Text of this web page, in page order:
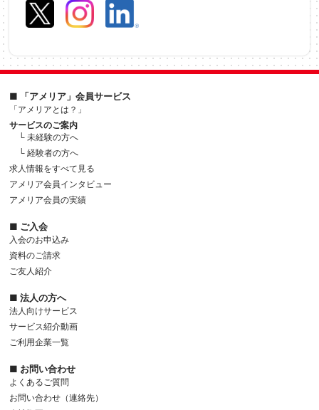
■ 「アメリア」会員サービス
「アメリアとは？」
サービスのご案内
└ 未経験の方へ
└ 経験者の方へ
求人情報をすべて見る
アメリア会員インタビュー
アメリア会員の実績
■ ご入会
入会のお申込み
資料のご請求
ご友人紹介
■ 法人の方へ
法人向けサービス
サービス紹介動画
ご利用企業一覧
■ お問い合わせ
よくあるご質問
お問い合わせ（連絡先）